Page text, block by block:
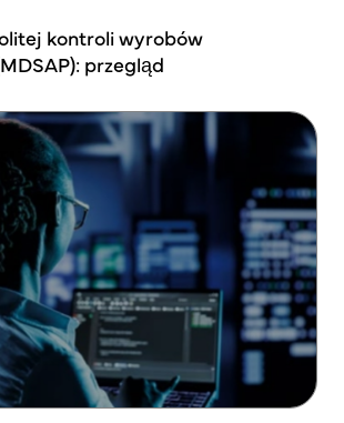
kontroli wyrobów
przegląd